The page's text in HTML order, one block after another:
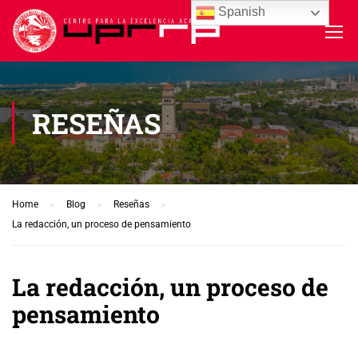
RESEÑAS
Home Blog
Reseñas
La redacción, un proceso de pensamiento
La redacción, un proceso de
pensamiento
Spanish